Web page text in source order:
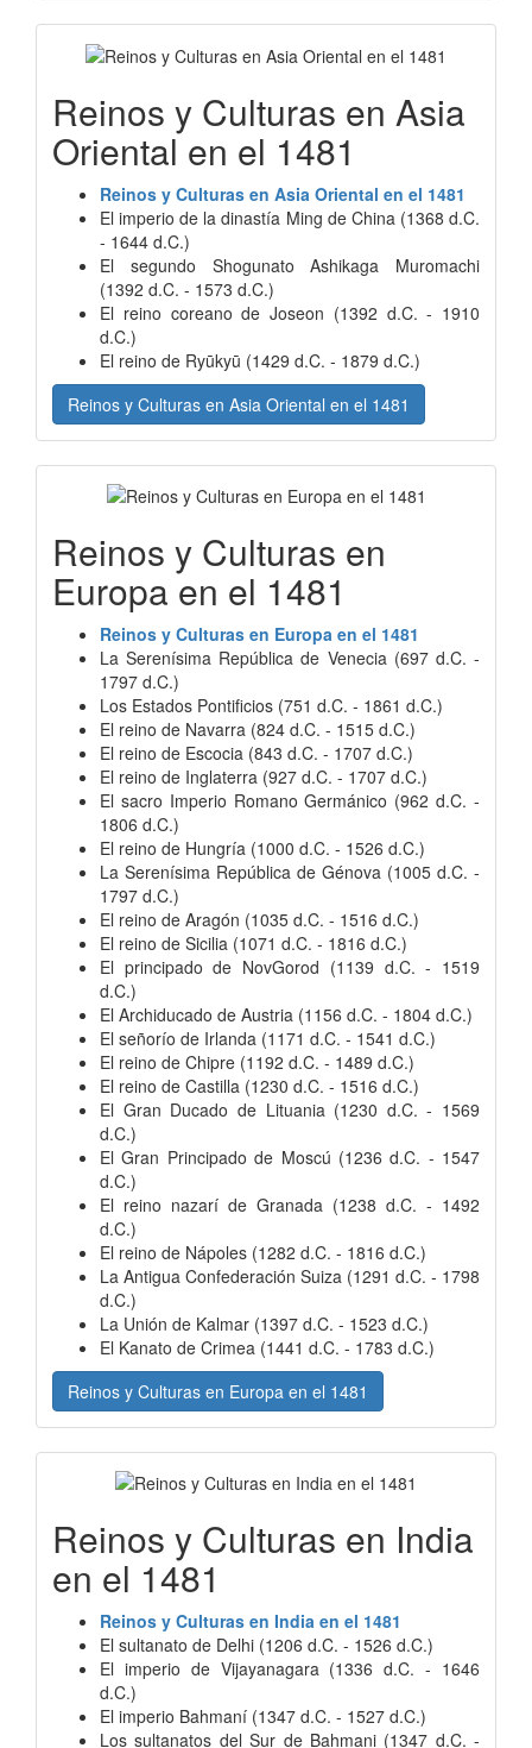
Reinos y Culturas en Asia
Oriental en el 1481
Reinos y Culturas en Asia Oriental en el 1481
El imperio de la dinastía Ming de China (1368 d.C.
- 1644 d.C.)
El segundo Shogunato Ashikaga Muromachi
(1392 d.C. - 1573 d.C.)
El reino coreano de Joseon (1392 d.C. - 1910
d.C.)
El reino de Ryūkyū (1429 d.C. - 1879 d.C.)
Reinos y Culturas en Asia Oriental en el 1481
Reinos y Culturas en
Europa en el 1481
Reinos y Culturas en Europa en el 1481
La Serenísima República de Venecia (697 d.C. -
1797 d.C.)
Los Estados Pontificios (751 d.C. - 1861 d.C.)
El reino de Navarra (824 d.C. - 1515 d.C.)
El reino de Escocia (843 d.C. - 1707 d.C.)
El reino de Inglaterra (927 d.C. - 1707 d.C.)
El sacro Imperio Romano Germánico (962 d.C. -
1806 d.C.)
El reino de Hungría (1000 d.C. - 1526 d.C.)
La Serenísima República de Génova (1005 d.C. -
1797 d.C.)
El reino de Aragón (1035 d.C. - 1516 d.C.)
El reino de Sicilia (1071 d.C. - 1816 d.C.)
El principado de NovGorod (1139 d.C. - 1519
d.C.)
El Archiducado de Austria (1156 d.C. - 1804 d.C.)
El señorío de Irlanda (1171 d.C. - 1541 d.C.)
El reino de Chipre (1192 d.C. - 1489 d.C.)
El reino de Castilla (1230 d.C. - 1516 d.C.)
El Gran Ducado de Lituania (1230 d.C. - 1569
d.C.)
El Gran Principado de Moscú (1236 d.C. - 1547
d.C.)
El reino nazarí de Granada (1238 d.C. - 1492
d.C.)
El reino de Nápoles (1282 d.C. - 1816 d.C.)
La Antigua Confederación Suiza (1291 d.C. - 1798
d.C.)
La Unión de Kalmar (1397 d.C. - 1523 d.C.)
El Kanato de Crimea (1441 d.C. - 1783 d.C.)
Reinos y Culturas en Europa en el 1481
Reinos y Culturas en India
en el 1481
Reinos y Culturas en India en el 1481
El sultanato de Delhi (1206 d.C. - 1526 d.C.)
El imperio de Vijayanagara (1336 d.C. - 1646
d.C.)
El imperio Bahmaní (1347 d.C. - 1527 d.C.)
Los sultanatos del Sur de Bahmani (1347 d.C. -